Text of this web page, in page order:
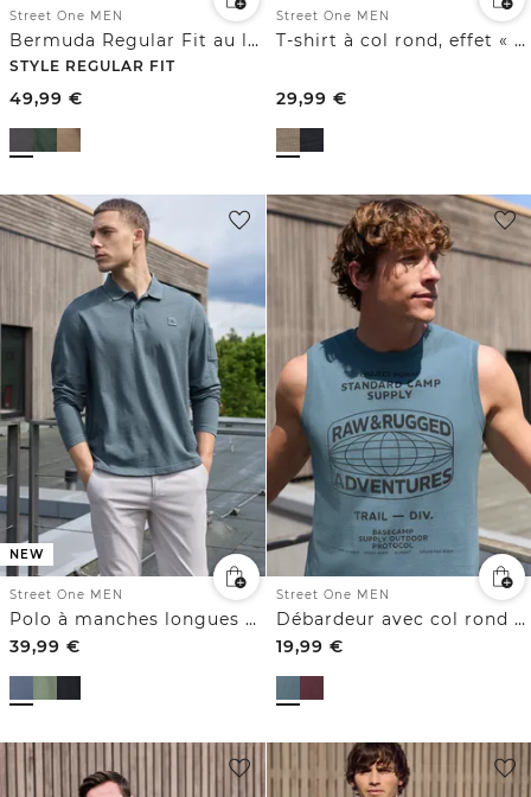
Street One MEN
Bermuda Regular Fit au look cargo
STYLE REGULAR FIT
49,99 €
Street One MEN
T-shirt à col rond, effet « space-dye »
29,99 €
NEW
Street One MEN
Polo à manches longues avec poche
39,99 €
Street One MEN
Débardeur avec col rond et impression photo
19,99 €